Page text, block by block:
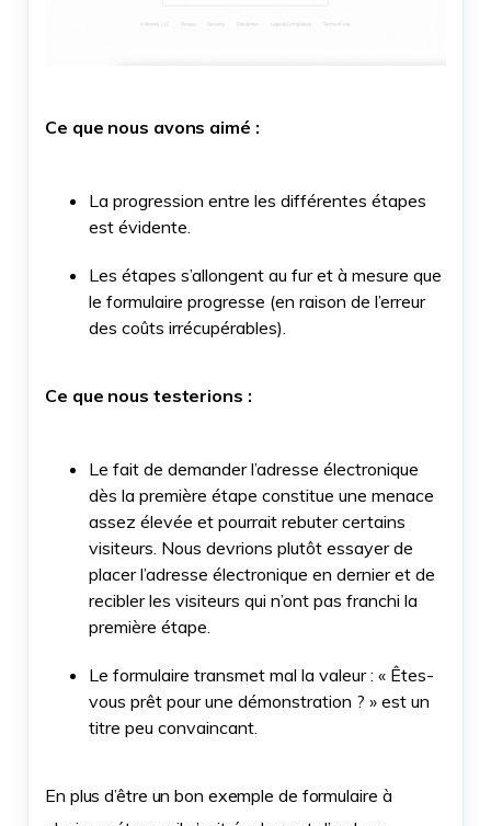
Ce que nous avons aimé :
La progression entre les différentes étapes
est évidente.
Les étapes s’allongent au fur et à mesure que
le formulaire progresse (en raison de l’erreur
des coûts irrécupérables).
Ce que nous testerions :
Le fait de demander l’adresse électronique
dès la première étape constitue une menace
assez élevée et pourrait rebuter certains
visiteurs. Nous devrions plutôt essayer de
placer l’adresse électronique en dernier et de
recibler les visiteurs qui n’ont pas franchi la
première étape.
Le formulaire transmet mal la valeur : « Êtes-
vous prêt pour une démonstration ? » est un
titre peu convaincant.
En plus d’être un bon exemple de formulaire à